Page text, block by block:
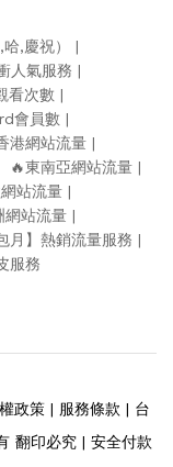
,慶祝）
人氣服務
看次數
會員數
港網站流量
🔥東南亞網站流量
網站流量
網站流量
月】熱銷流量服務
服務
政策 | 服務條款 | 台
翻印必究 | 安全付款